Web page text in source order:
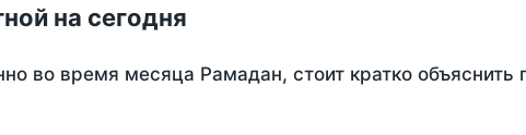
на сегодня
во время месяца Рамадан, стоит кратко